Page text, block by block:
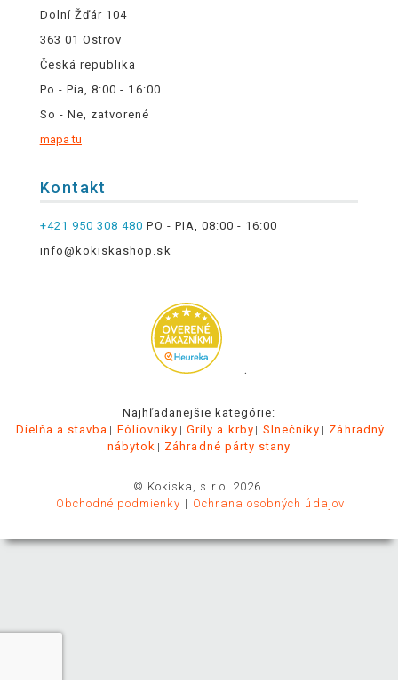
Dolní Žďár 104
363 01 Ostrov
Česká republika
Po - Pia, 8:00 - 16:00
So - Ne, zatvorené
mapa tu
Kontakt
+421 950 308 480 PO - PIA, 08:00 - 16:00
info@kokiskashop.sk
.
Najhľadanejšie kategórie:
Dielňa a stavba
Fóliovníky Grily a krby Slnečníky
Záhradný
nábytok
Záhradné párty stany
© Kokiska, s.r.o. 2026.
Obchodné podmienky
Ochrana osobných údajov